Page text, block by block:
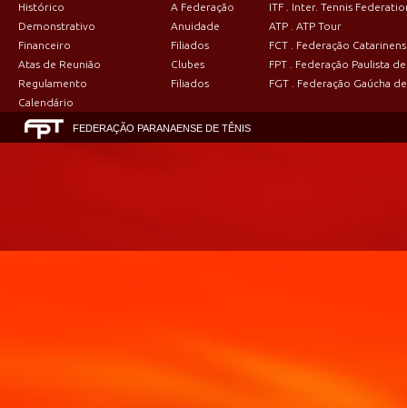
Histórico
Demonstrativo
Financeiro
Atas de Reunião
Regulamento
Calendário
A Federação
Anuidade
Filiados
Clubes
Filiados
ITF . Inter. Tennis
ATP . ATP Tour
FCT . Federação
FPT . Federação Paulista
FGT . Federação Gaúcha
FEDERAÇÃO PARANAENSE DE TÊNIS